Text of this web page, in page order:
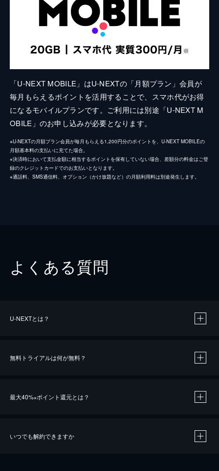
「U-NEXT MOBILE」はU-NEXTの「月額プラン」会員が
毎月もらえるポイントを活用することで、スマホ代がお得
になるモバイルプランです。ご利用には別途「U-NEXT M
OBILE」のお申し込みが必要となります。
※U-NEXTの月額プラン会員が毎月もらえる1,200円分のポイントを、U-NEXT MOBILEの
月額基本料の支払いに充てた場合。
※決済時において支払金額に相当するポイントを保有していない場合、差額分の料金はご登
録のクレジットカードでのお支払いとなります。
※通話料、SMS通信料、オプション（かけ放題など）の月額利用料は別途発生します。
よくある質問
U-NEXTとは？
無料トライアルは何が無料？
最大40%※ポイント還元とは？
いつでも解約できますか